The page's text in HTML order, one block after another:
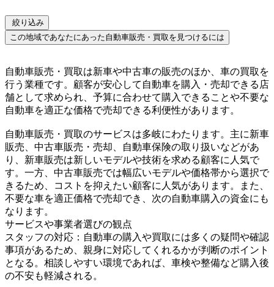
絞り込み
この地域であなたにあった自動車販売・買取を見つけるには
自動車販売・買取は新車や中古車の販売のほか、車の買取を
行う業種です。顧客が安心して自動車を購入・売却できる店
舗として求められ、予算に合わせて購入できることや不要な
自動車を適正な価格で売却できる利便性があります。
自動車販売・買取のサービスは多岐にわたります。主に新車
販売、中古車販売・売却、自動車保険の取り扱いなどがあ
り、新車販売は新しいモデルや技術を求める顧客に人気で
す。一方、中古車販売では幅広いモデルや価格帯から選択で
きるため、コストを抑えたい顧客に人気があります。また、
不要な車を適正価格で売却でき、次の自動車購入の資金にも
なります。
サービスや事業者選びの観点
スタッフの対応：自動車の購入や買取には多くの疑問や確認
事項があるため、親身に対応してくれるかが判断のポイント
となる。相談しやすい環境であれば、車検や整備など購入後
の不安も軽減される。